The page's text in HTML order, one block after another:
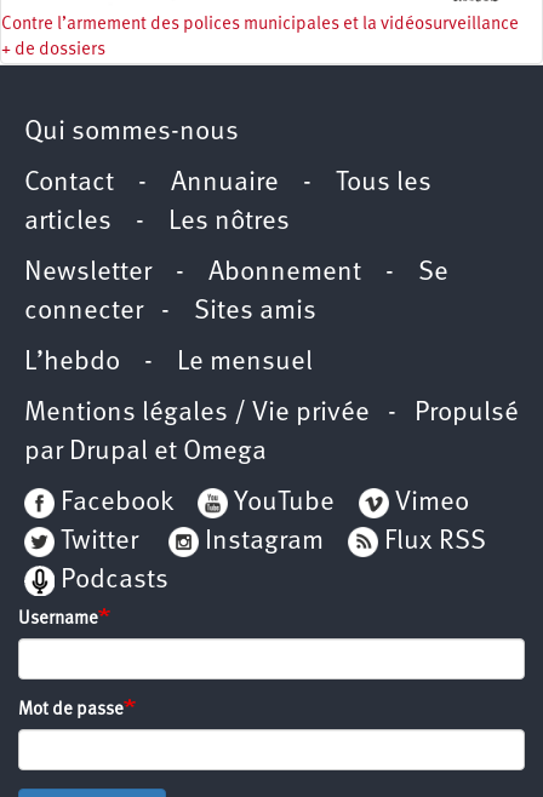
Contre l’armement des polices municipales et la vidéosurveillance
+ de dossiers
Qui sommes-nous
Contact - Annuaire -
Tous les
articles - Les nôtres
Newsletter- Abonnement - Se
connecter- Sites amis
L’hebdo - Le mensuel
Mentions légales / Vie privée - Propulsé
par Drupal et Omega
Facebook
YouTube
Vimeo
Twitter
Instagram
Flux RSS
Podcasts
Username
Mot de passe